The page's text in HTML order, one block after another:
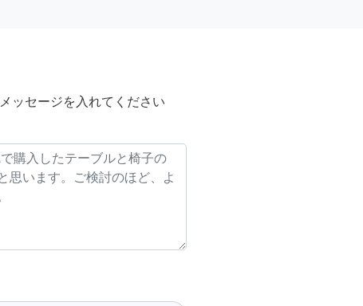
ッセージを入れてください